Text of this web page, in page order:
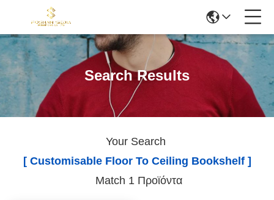
Search Results
Your Search
[ Customisable Floor To Ceiling Bookshelf ]
Match 1 Προϊόντα